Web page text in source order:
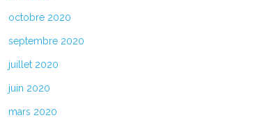
octobre 2020
septembre 2020
juillet 2020
juin 2020
mars 2020